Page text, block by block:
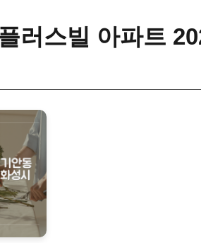
러스빌 아파트